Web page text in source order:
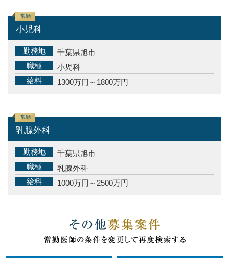
常勤
小児科
勤務地
千葉県旭市
職種
小児科
給料
1300万円～1800万円
常勤
乳腺外科
勤務地
千葉県旭市
職種
乳腺外科
給料
1000万円～2500万円